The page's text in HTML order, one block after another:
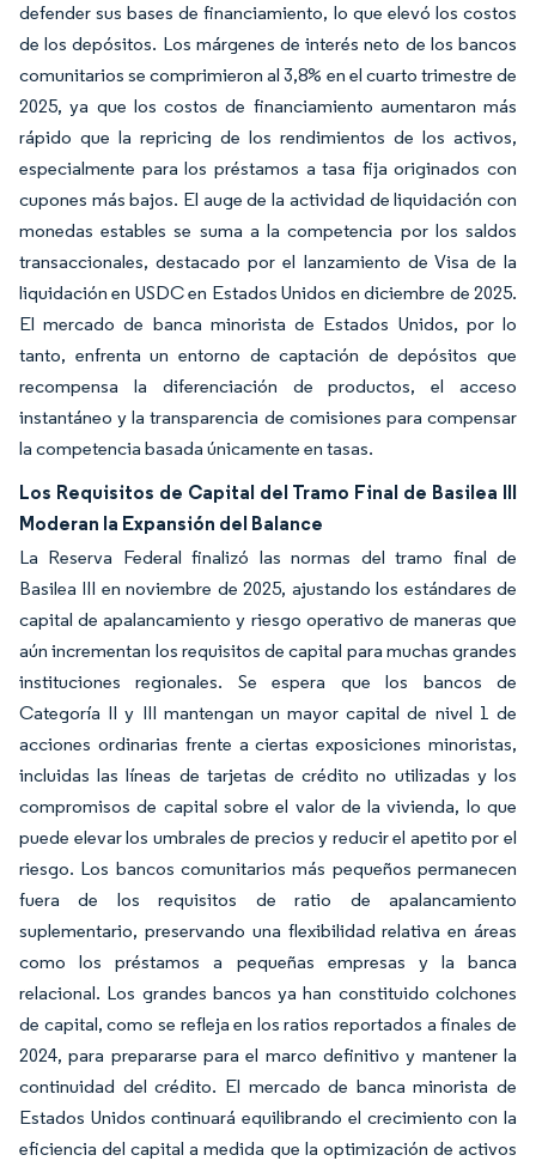
defender sus bases de financiamiento, lo que elevó los costos
de los depósitos. Los márgenes de interés neto de los bancos
comunitarios se comprimieron al 3,8% en el cuarto trimestre de
2025, ya que los costos de financiamiento aumentaron más
rápido que la repricing de los rendimientos de los activos,
especialmente para los préstamos a tasa fija originados con
cupones más bajos. El auge de la actividad de liquidación con
monedas estables se suma a la competencia por los saldos
transaccionales, destacado por el lanzamiento de Visa de la
liquidación en USDC en Estados Unidos en diciembre de 2025.
El mercado de banca minorista de Estados Unidos, por lo
tanto, enfrenta un entorno de captación de depósitos que
recompensa la diferenciación de productos, el acceso
instantáneo y la transparencia de comisiones para compensar
la competencia basada únicamente en tasas.
Los Requisitos de Capital del Tramo Final de Basilea III
Moderan la Expansión del Balance
La Reserva Federal finalizó las normas del tramo final de
Basilea III en noviembre de 2025, ajustando los estándares de
capital de apalancamiento y riesgo operativo de maneras que
aún incrementan los requisitos de capital para muchas grandes
instituciones regionales. Se espera que los bancos de
Categoría II y III mantengan un mayor capital de nivel 1 de
acciones ordinarias frente a ciertas exposiciones minoristas,
incluidas las líneas de tarjetas de crédito no utilizadas y los
compromisos de capital sobre el valor de la vivienda, lo que
puede elevar los umbrales de precios y reducir el apetito por el
riesgo. Los bancos comunitarios más pequeños permanecen
fuera de los requisitos de ratio de apalancamiento
suplementario, preservando una flexibilidad relativa en áreas
como los préstamos a pequeñas empresas y la banca
relacional. Los grandes bancos ya han constituido colchones
de capital, como se refleja en los ratios reportados a finales de
2024, para prepararse para el marco definitivo y mantener la
continuidad del crédito. El mercado de banca minorista de
Estados Unidos continuará equilibrando el crecimiento con la
eficiencia del capital a medida que la optimización de activos